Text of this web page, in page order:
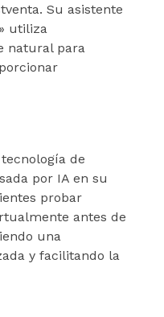
Su asistente
utiliza
natural para
de
por IA en su
probar
antes de
una
y facilitando la